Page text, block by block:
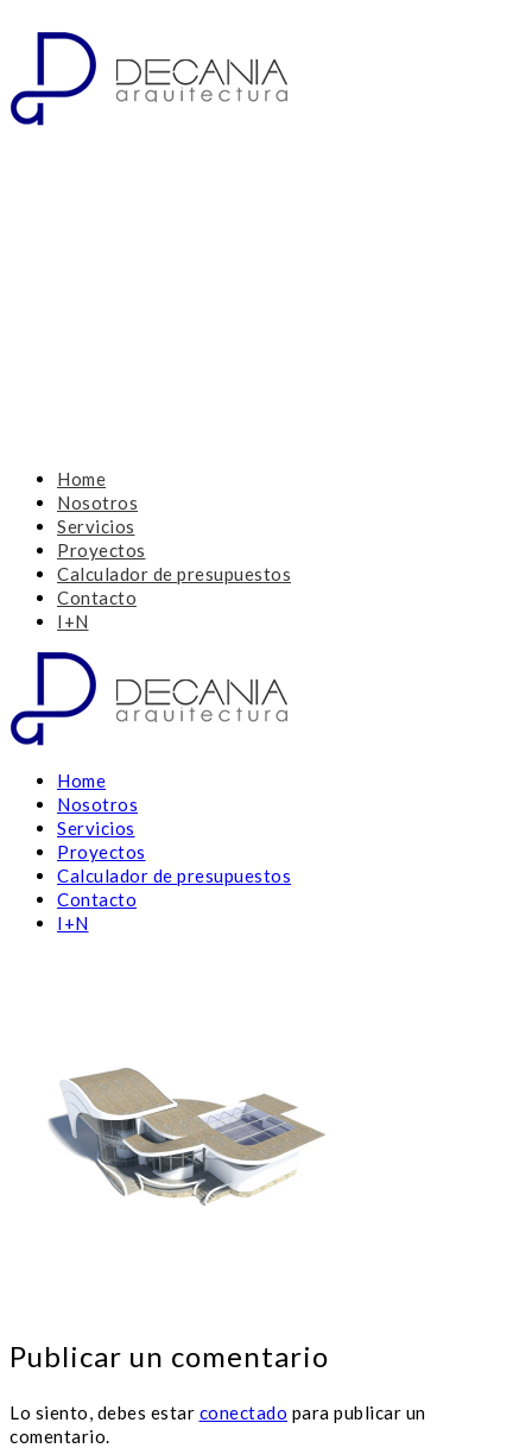
Home
Nosotros
Servicios
Proyectos
Calculador de presupuestos
Contacto
I+N
Home
Nosotros
Servicios
Proyectos
Calculador de presupuestos
Contacto
I+N
Publicar un comentario
Lo siento, debes estar conectado para publicar un
comentario.